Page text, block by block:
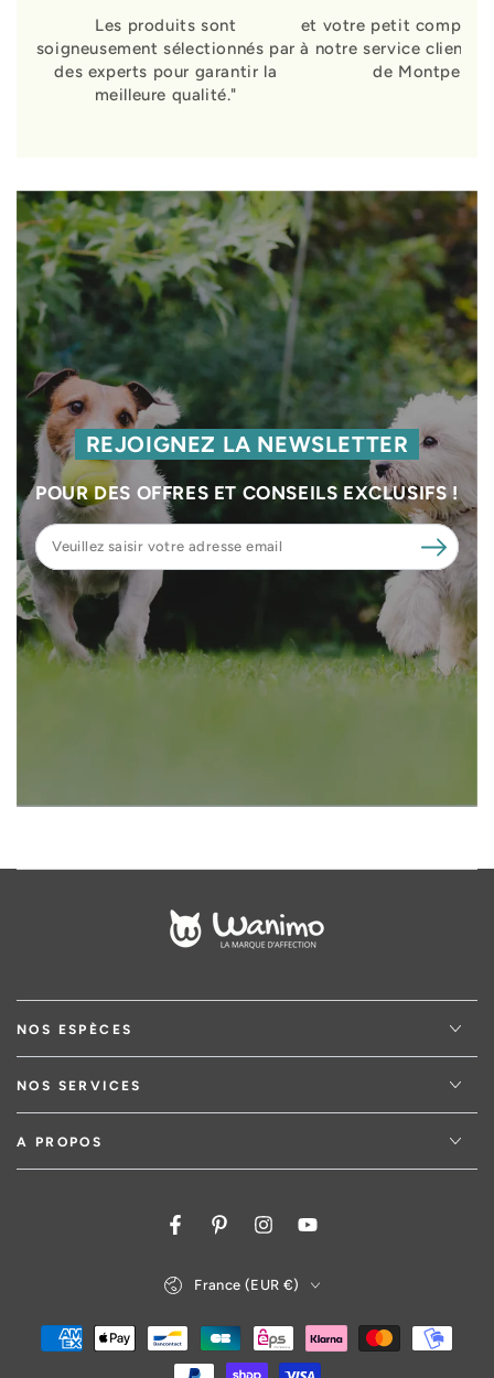
Les produits sont
soigneusement sélectionnés par
des experts pour garantir la
meilleure qualité."
et votre petit
à notre service clients
de Montpellier
REJOIGNEZ LA NEWSLETTER
POUR DES OFFRES ET CONSEILS EXCLUSIFS !
Veuillez
saisir
votre
adresse
email
NOS ESPÈCES
NOS SERVICES
A PROPOS
FacebookPinterestInstagramYouTube
France (EUR €)
Modes